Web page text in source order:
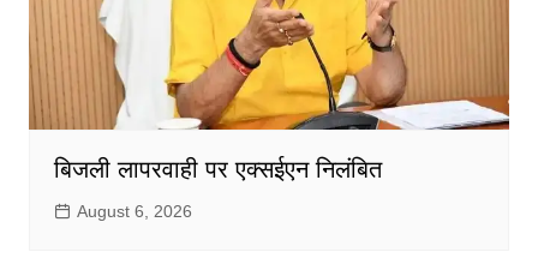
बिजली लापरवाही पर एक्सईएन निलंबित
August 6, 2026